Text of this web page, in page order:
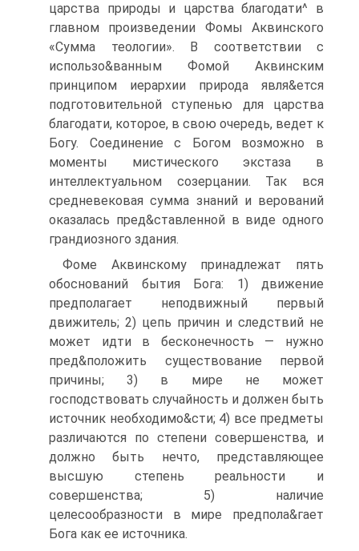
царства природы и царства благодати^ в
главном произведении Фомы Аквинского
«Сумма теологии». В соответствии с
использо&ванным Фомой Аквинским
принципом иерархии природа явля&ется
подготовительной ступенью для царства
благодати, которое, в свою очередь, ведет к
Богу. Соединение с Богом возможно в
моменты мистического экстаза в
интеллектуальном созерцании. Так вся
средневековая сумма знаний и верований
оказалась пред&ставленной в виде одного
грандиозного здания.
Фоме Аквинскому принадлежат пять
обоснований бытия Бога: 1) движение
предполагает неподвижный первый
движитель; 2) цепь причин и следствий не
может идти в бесконечность — нужно
пред&положить существование первой
причины; 3) в мире не может
господствовать случайность и должен быть
источник необходимо&сти; 4) все предметы
различаются по степени совершенства, и
должно быть нечто, представляющее
высшую степень реальности и
совершенства; 5) наличие
целесообразности в мире предпола&гает
Бога как ее источника.